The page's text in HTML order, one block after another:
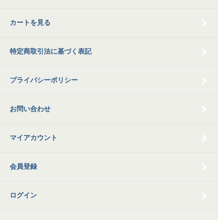
カートを見る
特定商取引法に基づく表記
プライバシーポリシー
お問い合わせ
マイアカウント
会員登録
ログイン